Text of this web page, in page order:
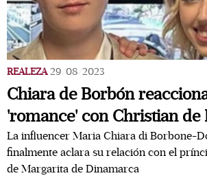
REALEZA 29/08/2023
Chiara de Borbón
'romance' con Christian de
La influencer Maria Chiara di Borbone-
finalmente aclara su relación con el
de Margarita de Dinamarca